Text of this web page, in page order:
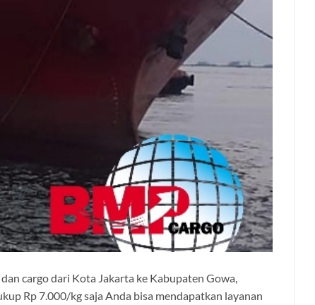
cargo dari Kota Jakarta ke Kabupaten Gowa,
Rp 7.000/kg saja Anda bisa mendapatkan layanan